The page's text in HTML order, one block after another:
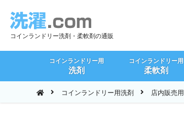
コインランドリー洗剤・柔軟剤の通販
コインランドリー用
洗剤
コインランドリー用
柔軟剤
コインランドリー用洗剤 店内販売用